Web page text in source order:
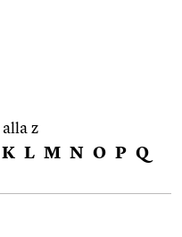
z
K L M N O P Q